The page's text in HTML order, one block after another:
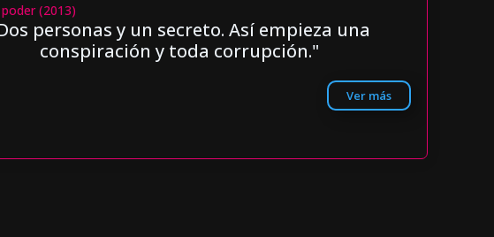
(2013)
personas y un secreto. Así empieza una
conspiración y toda corrupción."
Ver más